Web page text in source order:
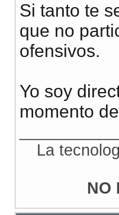
Si tanto te
que no
ofensivos.
Yo soy
momento
La
NO